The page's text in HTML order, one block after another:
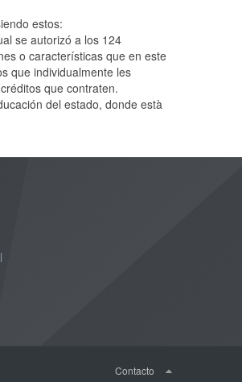
estos:
se autorizó a los 124
o características que en este
que individualmente les
que contraten.
del estado, donde està
Contacto